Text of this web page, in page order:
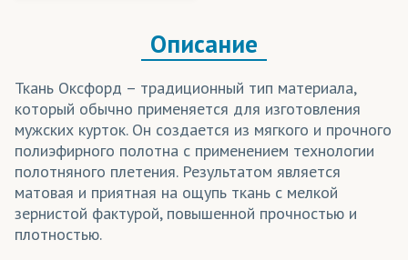
Шифон
Эко Сатен
Описание
Ткань Оксфорд – традиционный тип материала,
который обычно применяется для изготовления
мужских курток. Он создается из мягкого и прочного
полиэфирного полотна с применением технологии
полотняного плетения. Результатом является
матовая и приятная на ощупь ткань с мелкой
зернистой фактурой, повышенной прочностью и
плотностью.